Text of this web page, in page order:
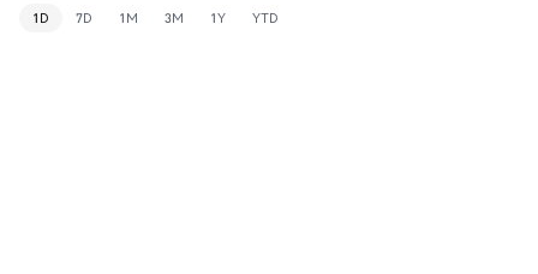
1D 7D 1M 3M 1Y YTD